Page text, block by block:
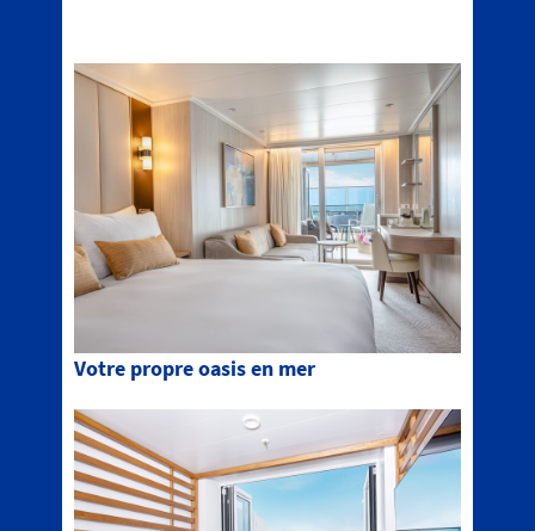
Votre propre oasis en mer